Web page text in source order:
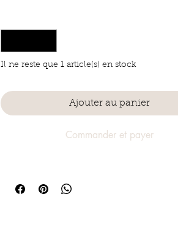
Il ne reste que 1 article(s) en stock
Ajouter au panier
Commander et payer